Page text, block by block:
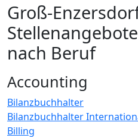
Groß-
nach Beruf
Accounting
Bilanzbuchhalter
Bilanzbuchhalter
Billing